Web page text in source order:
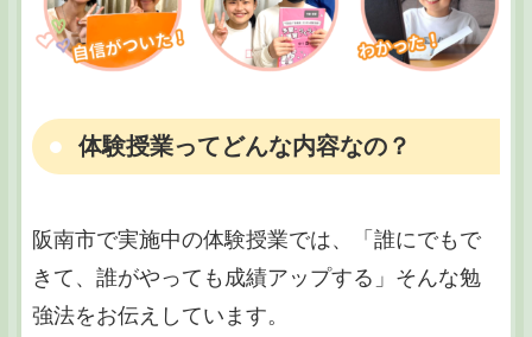
体験授業ってどんな内容なの？
阪南市で実施中の体験授業では、「誰にでもで
きて、誰がやっても成績アップする」そんな勉
強法をお伝えしています。